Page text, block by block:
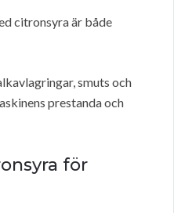
citronsyra är både
smuts och
prestanda och
för